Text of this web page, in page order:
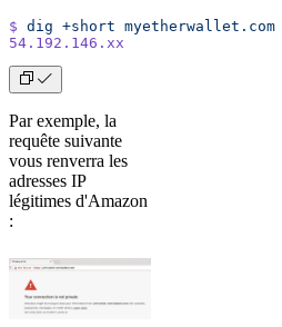
$ dig +short myetherwallet.com
54.192.146.xx
Par exemple, la
requête suivante
vous renverra les
adresses IP
légitimes d'Amazon
: